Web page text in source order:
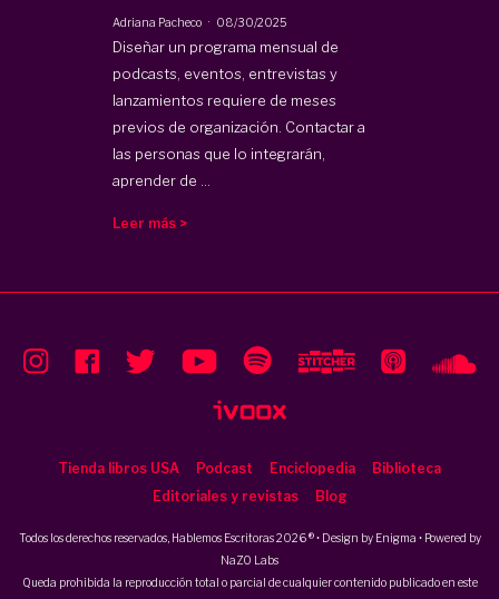
Adriana Pacheco · 08/30/2025
Diseñar un programa mensual de
podcasts, eventos, entrevistas y
lanzamientos requiere de meses
previos de organización. Contactar a
las personas que lo integrarán,
aprender de ...
Leer más >
Tienda libros USA Podcast Enciclopedia
Biblioteca
Editoriales y revistas
Blog
Todos los derechos reservados, Hablemos Escritoras 2026 ® • Design by Enigma • Powered by
NaZO Labs
Queda prohibida la reproducción total o parcial de cualquier contenido publicado en este